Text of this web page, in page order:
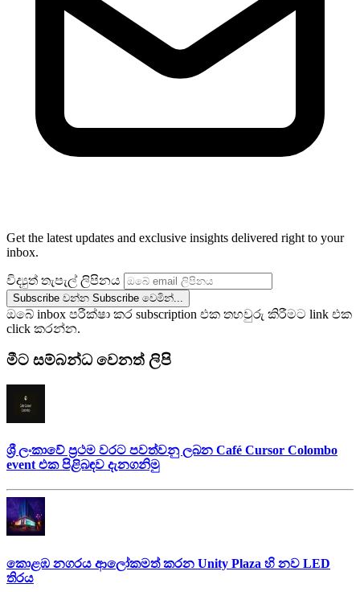
Get the latest updates and exclusive insights delivered right to your
inbox.
විද්‍යුත් තැපැල් ලිපිනය
Subscribe වන්න Subscribe වෙමින්...
ඔබේ inbox පරීක්ෂා කර subscription එක තහවුරු කිරීමට link එක
click කරන්න.
මීට සම්බන්ධ වෙනත් ලිපි
ශ්‍රී ලංකාවේ ප්‍රථම වරට පවත්වනු ලබන Café Cursor Colombo
event එක පිළිබඳව දැනගනිමු
කොළඹ නගරය ආලෝකමත් කරන Unity Plaza හි නව LED
තිරය